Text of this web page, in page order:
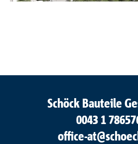
Schöck Bauteile
0043 1
office-